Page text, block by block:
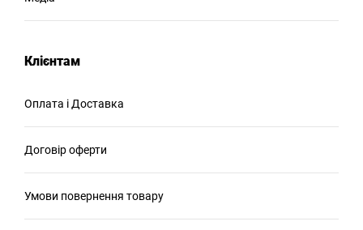
Клієнтам
Оплата і Доставка
Договір оферти
Умови повернення товару